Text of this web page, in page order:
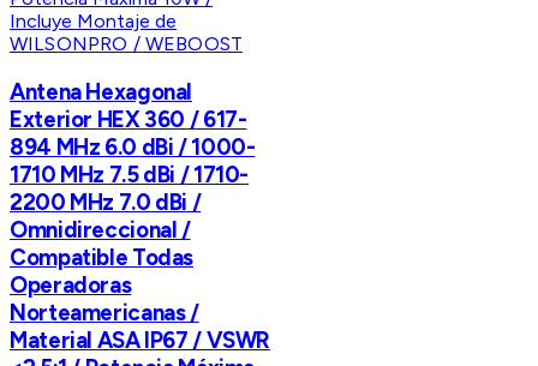
WILSONPRO / WEBOOST
Antena Hexagonal
Exterior HEX 360 / 617-
894 MHz 6.0 dBi / 1000-
1710 MHz 7.5 dBi / 1710-
2200 MHz 7.0 dBi /
Omnidireccional /
Compatible Todas
Operadoras
Norteamericanas /
Material ASA IP67 / VSWR